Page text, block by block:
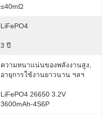
≤40mΩ
LiFePO4
3 ปี
ความหนาแน่นของพลังงานสูง,
อายุการใช้งานยาวนาน ฯลฯ
LiFePO4 26650 3.2V
3600mAh-4S6P